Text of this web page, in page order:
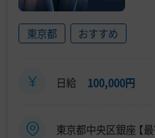
東京都 おすすめ
日給 100,000円
東京都中央区銀座 【